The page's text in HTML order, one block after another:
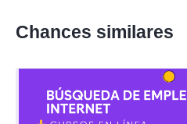
Chances similares